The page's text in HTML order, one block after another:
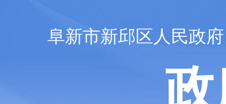
阜新市新邱区人民政府